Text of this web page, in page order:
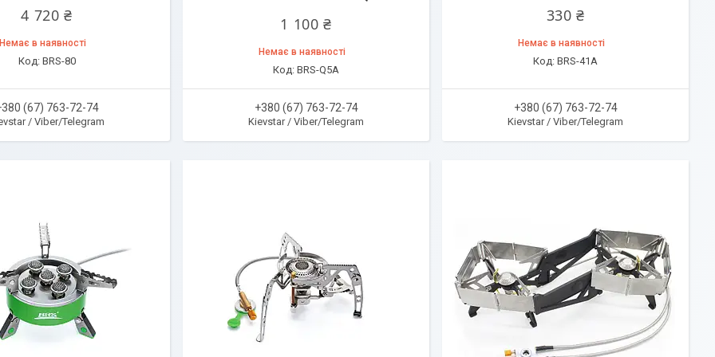
4 720 ₴
Немає в наявності
BRS-80
(67) 763-72-74
/ Viber/Telegram
1 100 ₴
Немає в наявності
BRS-Q5A
+380 (67) 763-72-74
Kievstar / Viber/Telegram
330 ₴
Немає в наявності
BRS-41A
+380 (67) 763-72-74
Kievstar / Viber/Telegram